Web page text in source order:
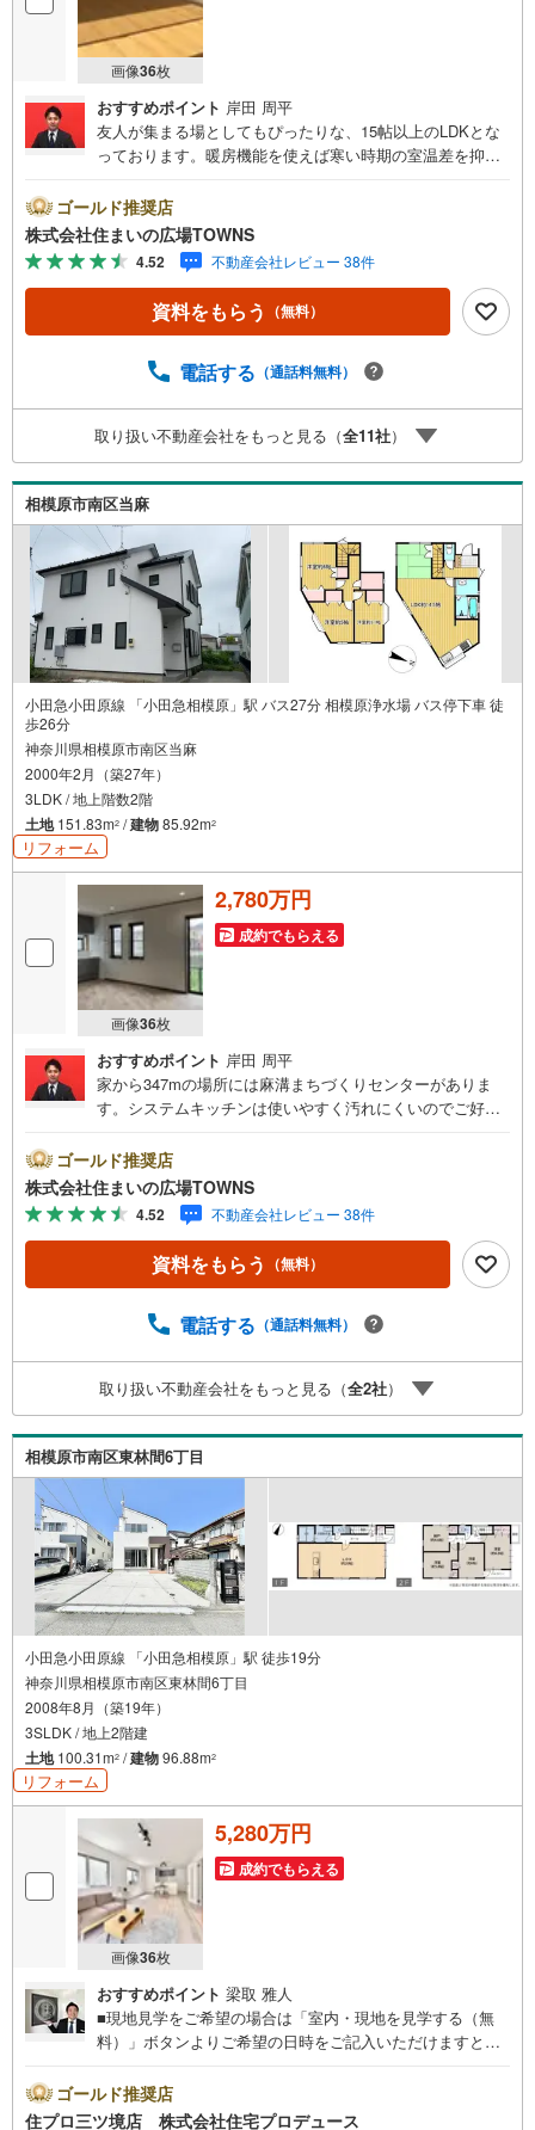
画像36枚
おすすめポイント 岸田 周平
友人が集まる場としてもぴったりな、15帖以上のLDKとな
っております。暖房機能を使えば寒い時期の室温差を抑え
築浅物件なので、新しい住まいでの暮らしを始めることが
できます。ゆったりとしたくつろぎの空間のある、5LDKの
物件です。機能的で使いやすいシステムキッチン付きなの
で、お料理を楽しめます。風呂の湯が冷めた時も追焚機能
浴室があるので便利です。交通のアクセスがしやすくと色
んな所に行きやすいです。【年中無休/9:00～21:00】人気
下さい。「室内・現地を見学する」ボタンよりご予約頂く
ります。○住宅ローンのご相談○ライフプランのシミュレー
ション■住まいの広場TOWNSからお客様へ経験豊富なスタ
ッフが親身になってお客様に合った物件をご紹介させて頂
きます！ /他社様掲載物件も併せてご紹介可能ですのでお気
軽にお問い合わせ下さい♪駐車場もございますので、お車
でのお越しも大歓迎です！
ゴールド推奨店
株式会社住まいの広場TOWNS
4.52 不動産会社レビュー 38件
資料をもらう （無料）
電話する （通話料無料）
取り扱い不動産会社をもっと見る（全11社）
相模原市南区当麻
小田急小田原線 「小田急相模原」駅 バス27分 相模原浄水場 バス停下車 徒
歩26分
神奈川県相模原市南区当麻
2000年2月（築27年）
3LDK / 地上階数2階
土地151.83m2 /建物85.92m2
リフォーム
画像36枚
2,780万円
成約でもらえる
おすすめポイント 岸田 周平
家から347mの場所には麻溝まちづくりセンターがありま
す。システムキッチンは使いやすく汚れにくいのでご好評
ン付きの物件です。新生活を迎える際は、3LDKの物件はい
かがでしょうか。ニーズの高い中古の戸建て物件は、経済
的なメリットも大きいです。浴室乾燥機のあるお風呂場は
洗濯物を干すときにも便利です。
ゴールド推奨店
株式会社住まいの広場TOWNS
4.52 不動産会社レビュー 38件
資料をもらう （無料）
電話する （通話料無料）
取り扱い不動産会社をもっと見る（全2社）
相模原市南区東林間6丁目
小田急小田原線 「小田急相模原」駅 徒歩19分
神奈川県相模原市南区東林間6丁目
2008年8月（築19年）
3SLDK / 地上2階建
土地100.31m2 /建物96.88m2
リフォーム
画像36枚
5,280万円
成約でもらえる
おすすめポイント 梁取 雅人
■現地見学をご希望の場合は「室内・現地を見学する（無
料）」ボタンよりご希望の日時をご記入いただけますとス
市・海老名市エリアに強い！ 住プロは座間市・相模原市・
海老名市エリアの不動産売買専門会社です！最新物件情報
ゴールド推奨店
住プロ三ツ境店 株式会社住宅プロデュース